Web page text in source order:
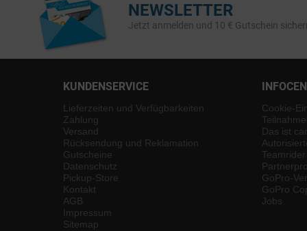
NEWSLETTER
Jetzt anmelden und 10 € Gutschein
KUNDENSERVICE
Lieferzeiten und Verfügbarkeiten
Zahlung
Versand
Rücksendung und Reklamation
Gutscheine
Datenschutz
Pickup-Store
Kontakt
AGB
Impressum
Sitemap
Cookie-
Das ist
Teamrider
GoPro-
GoPro
Jobs